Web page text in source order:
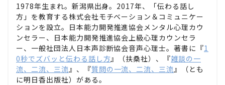
1978年生まれ。新潟県出身。2017年、「伝わる話し
方」を教育する株式会社モチベーション＆コミュニケー
ションを設立。日本能力開発推進協会メンタル心理カウ
ンセラー、日本能力開発推進協会上級心理カウンセラ
ー、一般社団法人日本声診断協会音声心理士。著書に『1
0秒でズバッと伝わる話し方』（扶桑社）、『雑談の一
流、二流、三流 』、『質問の一流、二流、三流 』（とも
に明日香出版社）がある。